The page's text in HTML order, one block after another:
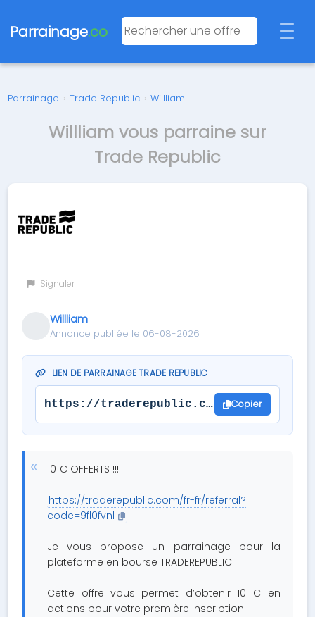
Parrainage.co
Parrainage › Trade Republic › Willliam
Willliam vous parraine sur
Trade Republic
Signaler
Willliam
Annonce publiée le 06-08-2026
LIEN DE PARRAINAGE TRADE REPUBLIC
https://traderepublic.com/fr-fr/
Copier
10 € OFFERTS !!!
https://traderepublic.com/fr-fr/referral?
code=9fl0fvnl
Je vous propose un parrainage pour la
plateforme en bourse TRADEREPUBLIC.
Cette offre vous permet d’obtenir 10 € en
actions pour votre première inscription.